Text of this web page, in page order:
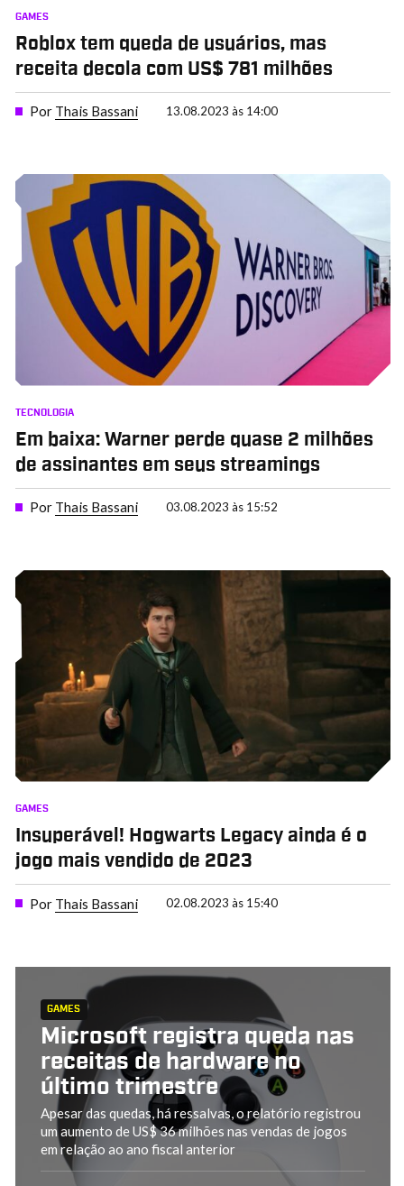
GAMES
Roblox tem queda de usuários, mas
receita decola com US$ 781 milhões
Por Thais Bassani 13.08.2023 às 14:00
TECNOLOGIA
Em baixa: Warner perde quase 2 milhões
de assinantes em seus streamings
Por Thais Bassani 03.08.2023 às 15:52
GAMES
Insuperável! Hogwarts Legacy ainda é o
jogo mais vendido de 2023
Por Thais Bassani 02.08.2023 às 15:40
GAMES
Microsoft registra queda nas
receitas de hardware no
último trimestre
Apesar das quedas, há ressalvas, o relatório registrou
um aumento de US$ 36 milhões nas vendas de jogos
em relação ao ano fiscal anterior